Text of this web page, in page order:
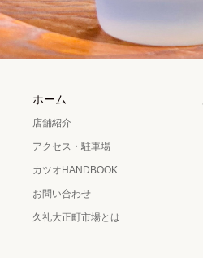
ホーム
店舗紹介
アクセス・駐車場
カツオHANDBOOK
お問い合わせ
久礼大正町市場とは